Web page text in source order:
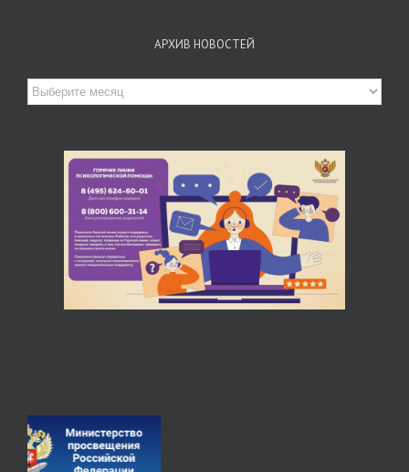
АРХИВ НОВОСТЕЙ
Архив
новостей